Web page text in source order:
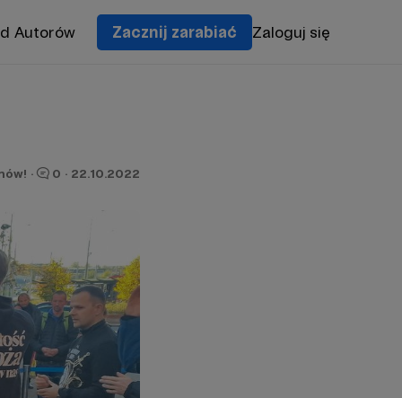
Autorów Zacznij zarabiać Zaloguj się
· 0 · 22.10.2022